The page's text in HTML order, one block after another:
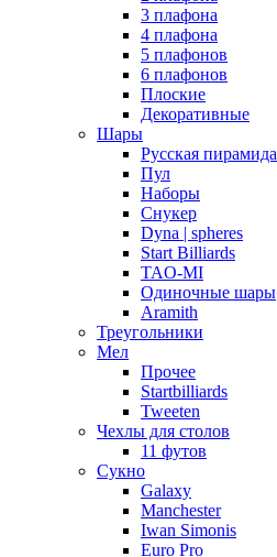
3 плафона
4 плафона
5 плафонов
6 плафонов
Плоские
Декоративные
Шары
Русская пирамида
Пул
Наборы
Снукер
Dyna | spheres
Start Billiards
TAO-MI
Одиночные шары
Aramith
Треугольники
Мел
Прочее
Startbilliards
Tweeten
Чехлы для столов
11 футов
Сукно
Galaxy
Manchester
Iwan Simonis
Euro Pro